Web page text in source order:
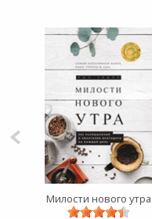
Милости нового утра